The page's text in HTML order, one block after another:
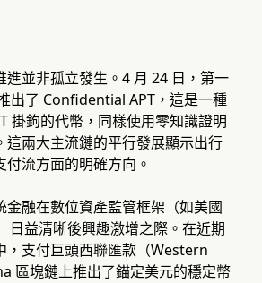
進並非孤立發生。4 月 24 日，第一
出了 Confidential APT，這是一種
掛鉤的代幣，同樣使用零知識證明
這兩大主流鏈的平行發展顯示出行
流方面的明確方向。
金融在數位資產監管框架（如美國
日益清晰後興趣激增之際。在近期
，支付巨頭西聯匯款（Western
區塊鏈上推出了錨定美元的穩定幣